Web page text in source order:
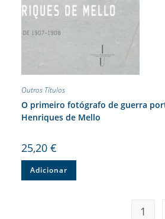
Outros Títulos
O primeiro fotógrafo de guerra
Henriques de Mello
25,20 €
Adicionar
1